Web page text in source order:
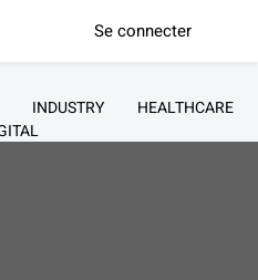
Se connecter
INDUSTRY
HEALTHCARE